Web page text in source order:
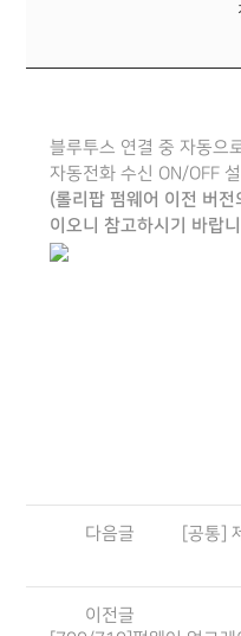
블루투스 연결 중 자동으
자동전화 수신 ON/OFF
(롤리팝 펌웨어 이전 버
이오니 참고하시기 바랍
다음글 [공통]
이전글